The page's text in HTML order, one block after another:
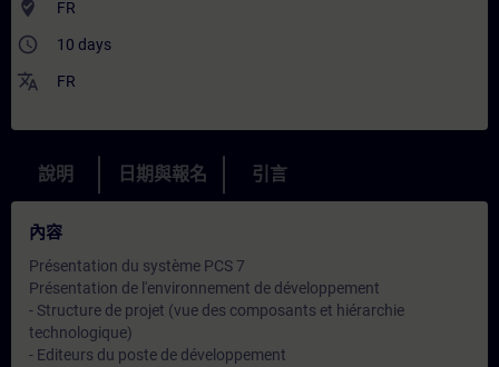
where_to_vote FR
access_time 10 days
translate FR
說明 日期與報名 引言
內容
Présentation du système PCS 7
Présentation de l'environnement de développement
- Structure de projet (vue des composants et hiérarchie
technologique)
- Editeurs du poste de développement